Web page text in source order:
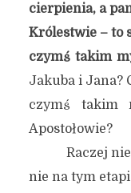
cierpienia, a
Królestwie – to
czymś takim
Jakuba i Jana?
czymś takim
Apostołowie?
Raczej
nie na tym